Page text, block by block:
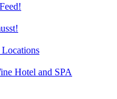
Hotel and SPA